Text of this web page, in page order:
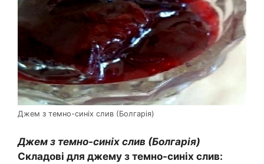
Джем з темно-синіх слив (Болгарія)
Джем з темно-синіх слив (Болгарія)
Складові для джему з темно-синіх слив: